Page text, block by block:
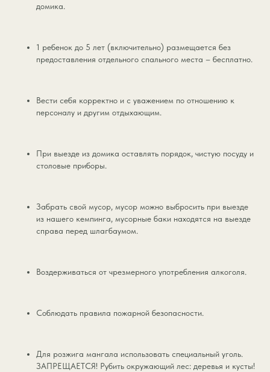
домика.
1 ребенок до 5 лет (включительно) размещается без
предоставления отдельного спального места – бесплатно.
Вести себя корректно и с уважением по отношению к
персоналу и другим отдыхающим.
При выезде из домика оставлять порядок, чистую посуду и
столовые приборы.
Забрать свой мусор, мусор можно выбросить при выезде
из нашего кемпинга, мусорные баки находятся на выезде
справа перед шлагбаумом.
Воздерживаться от чрезмерного употребления алкоголя.
Соблюдать правила пожарной безопасности.
Для розжига мангала использовать специальный уголь.
ЗАПРЕЩАЕТСЯ! Рубить окружающий лес: деревья и кусты!